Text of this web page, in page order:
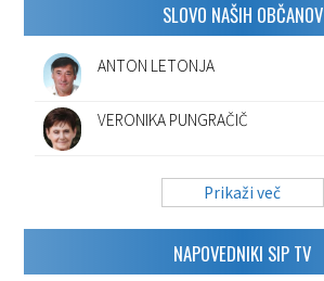
SLOVO NAŠIH OBČANOV
ANTON LETONJA
VERONIKA PUNGRAČIČ
Prikaži več
NAPOVEDNIKI SIP TV